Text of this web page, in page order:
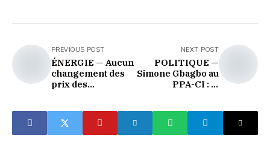
PREVIOUS POST
ÉNERGIE — Aucun
changement des
prix des
NEXT POST
POLITIQUE —
Simone Gbagbo au
PPA-CI : la
prétexte, la
réconciliation
comme question